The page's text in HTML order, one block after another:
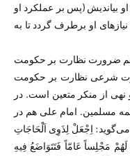
بیاندیش (پس بر عملکرد او
او برطرف گردد تا به
هم ضرورت نظارت بر حکومت
شرعی نظارت بر حکومت
از منکر متعین است. در
مسلمین. امام علی هم در
اِجْعَلْ لِذَوِی اَلْحَاجَاتِ
مَجْلِساً عَامّاً فَتَتَوَاضَعُ فِیهِ